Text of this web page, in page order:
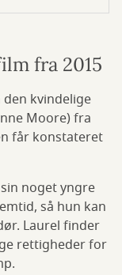
fra 2015
kvindelige
Moore) fra
får konstateret
noget yngre
så hun kan
Laurel finder
rettigheder for